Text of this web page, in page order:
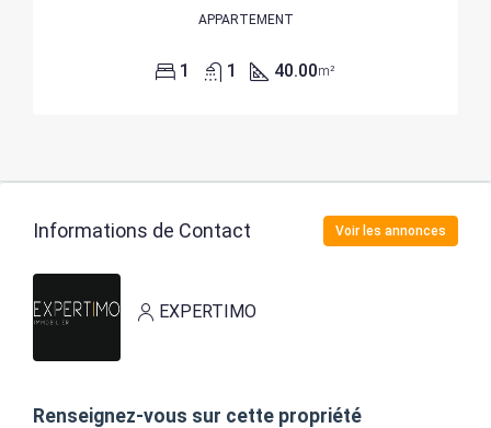
APPARTEMENT
1 1 40.00m²
Informations de Contact Voir les annonces
EXPERTIMO
Renseignez-vous sur cette propriété